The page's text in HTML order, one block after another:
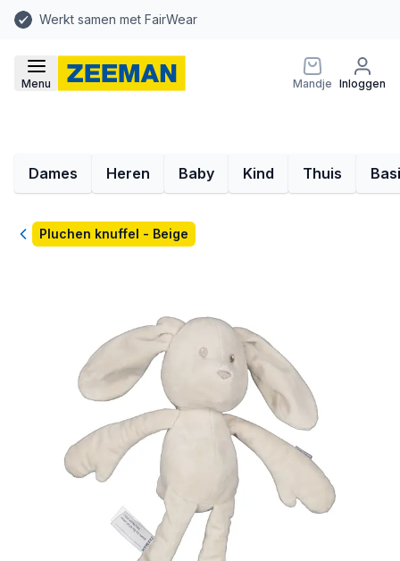
Werkt samen met FairWear
Menu Mandje Inloggen
Dames Heren Baby Kind Thuis
TerugPluchen knuffel - Beige